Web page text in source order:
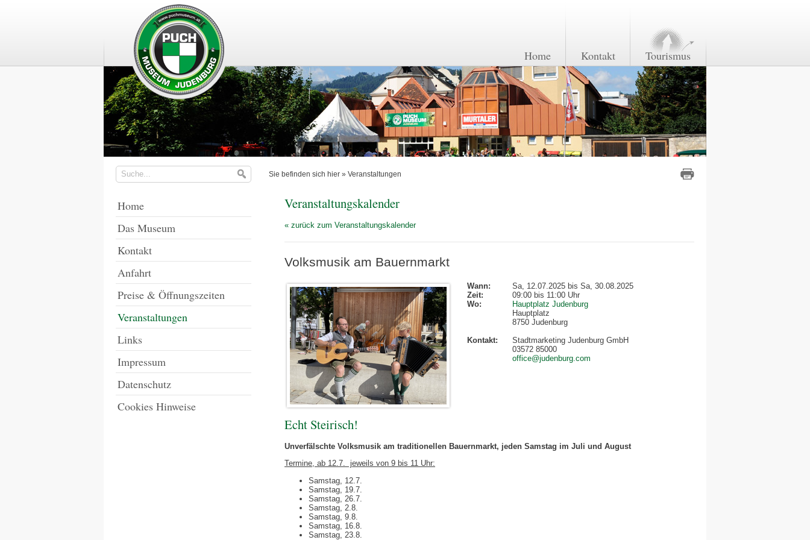
Home Kontakt Tourismus
Sie befinden sich hier » Veranstaltungen
Home
Das Museum
Kontakt
Anfahrt
Preise & Öffnungszeiten
Veranstaltungen
Links
Impressum
Datenschutz
Cookies Hinweise
Veranstaltungskalender
« zurück zum Veranstaltungskalender
Volksmusik am Bauernmarkt
Wann:
Sa, 12.07.2025 bis Sa, 30.08.2025
Zeit:
09:00 bis 11:00 Uhr
Wo:
Hauptplatz Judenburg
Hauptplatz
8750 Judenburg
Kontakt:
Stadtmarketing Judenburg GmbH
03572 85000
office@judenburg.com
Echt Steirisch!
Unverfälschte Volksmusik am traditionellen Bauernmarkt, jeden Samstag im Juli und August
Termine, ab 12.7. jeweils von 9 bis 11 Uhr:
Samstag, 12.7.
Samstag, 19.7.
Samstag, 26.7.
Samstag, 2.8.
Samstag, 9.8.
Samstag, 16.8.
Samstag, 23.8.